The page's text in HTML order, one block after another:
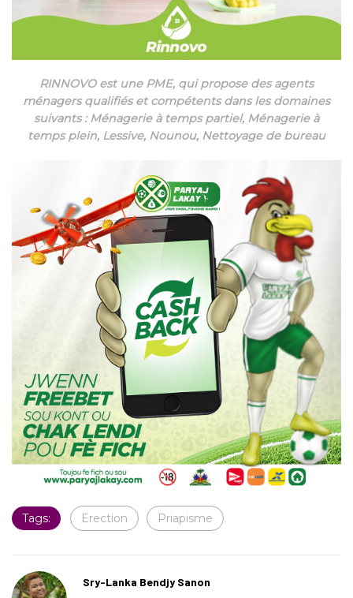
RINNOVO est une PME, qui propose des agents
ménagers qualifiés et compétents dans les domaines
suivants : Ménagerie à temps partiel, Ménagerie à
temps plein, Lessive, Nounou, Nettoyage de bureau
Tags: Erection Priapisme
Sry-Lanka Bendjy Sanon